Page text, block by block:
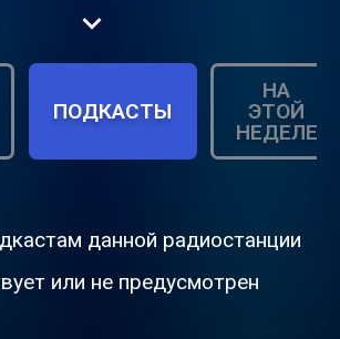
ПОДКАСТЫ
НА
ЭТОЙ
НЕДЕЛЕ
данной радиостанции
или не предусмотрен